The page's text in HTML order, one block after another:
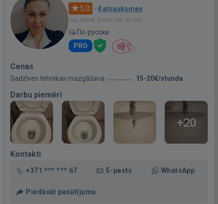
5.0 · 4 atsauksmes
Bija vietnē: Pirms 1st. 33 min.
По-русски
PRO
Cenas
Sadzīves tehnikas mazgāšana 15-20€/stunda
Darbu piemēri
+20
Kontakti
+371 *** *** 67 E-pasts WhatsApp
Piedāvāt pasūtījumu